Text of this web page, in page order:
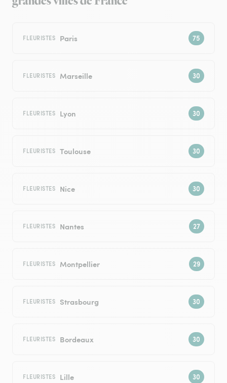
FLEURISTES Paris
FLEURISTES Marseille
FLEURISTES Lyon
FLEURISTES Toulouse
FLEURISTES Nice
FLEURISTES Nantes
FLEURISTES Montpellier
FLEURISTES Strasbourg
FLEURISTES Bordeaux
FLEURISTES Lille